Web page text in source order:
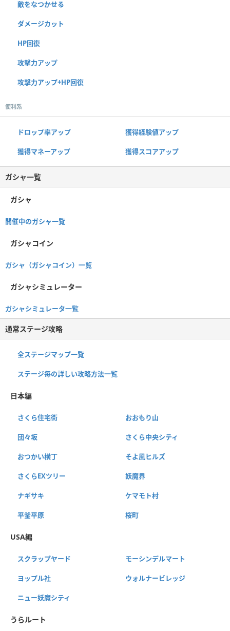
敵をなつかせる
ダメージカット
HP回復
攻撃力アップ
攻撃力アップ+HP回復
便利系
ドロップ率アップ 獲得経験値アップ
獲得マネーアップ 獲得スコアアップ
ガシャ一覧
ガシャ
開催中のガシャ一覧
ガシャコイン
ガシャ（ガシャコイン）一覧
ガシャシミュレーター
ガシャシミュレータ一覧
通常ステージ攻略
全ステージマップ一覧
ステージ毎の詳しい攻略方法一覧
日本編
さくら住宅街 おおもり山
団々坂 さくら中央シティ
おつかい横丁 そよ風ヒルズ
さくらEXツリー 妖魔界
ナギサキ ケマモト村
平釜平原 桜町
USA編
スクラップヤード モーシンデルマート
ヨップル社 ウォルナービレッジ
ニュー妖魔シティ
うらルート